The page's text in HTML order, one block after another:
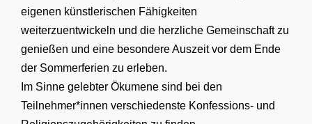
eigenen künstlerischen Fähigkeiten
weiterzuentwickeln und die herzliche Gemeinschaft zu
genießen und eine besondere Auszeit vor dem Ende
der Sommerferien zu erleben.
Im Sinne gelebter Ökumene sind bei den
Teilnehmer*innen verschiedenste Konfessions- und